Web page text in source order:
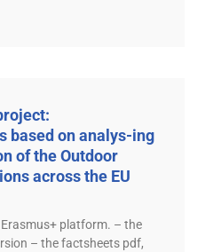
based on analys-ing
of the Outdoor
across the EU
platform. – the
– the factsheets pdf,